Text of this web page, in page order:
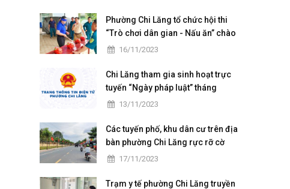
giáo Việt Nam
Phường Chi Lăng tổ chức hội thi
“Trò chơi dân gian - Nấu ăn” chào
mừng ngày hội Đại đoàn kết toàn
16/11/2023
Chi Lăng tham gia sinh hoạt trực
tuyến “Ngày pháp luật” tháng
11/2023
13/11/2023
Các tuyến phố, khu dân cư trên địa
bàn phường Chi Lăng rực rỡ cờ
hoa ngày hội Đại đoàn kết toàn
17/11/2023
Trạm y tế phường Chi Lăng truyền